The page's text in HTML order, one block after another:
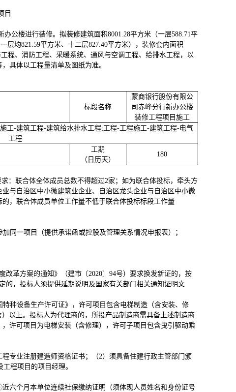
目
公楼进行装修。拟装修建筑面积8001.28平方米（一层588.71平
层均821.59平方米、十二层827.40平方米），装修套内面积
程、消防工程、采暖系统、通风与空调工程、给排水工程，以
具体以工程量清单及图纸为准。
标段名称
蒙商银行股份有限公
司赤峰分行新办公楼
装修工程项目 施工
工-建筑工程-建筑给水排水工程;工程-工程施工-建筑工程-电气
工程
工期
（日历天）
180
：联合体全体成员总数不得超过2家；如为联合体投标，牵头方
与自治区中小微建筑业企业、自治区龙头企业与自治区中小微
，联合体成员单位工作量不低于联合体投标标段工作量
同一项目（提供承诺函或控股及管理关系情况申报表）；
革方案的通知》（建市〔2020〕94号）要求换发新证的，按
的，投标人须提供延期说明及国家有关部门相关通知证明文
种设备生产许可证》，许可项目包含电梯制造（含安装、修
以上。投标人为代理商的，所投产品制造商需具备上述制造商
许可项目为电梯安装（含修理），许可子项目包含曳引驱动乘
专业注册建造师资格证书；（2）须具备住建行政主管部门颁
程项目的项目经理。
个月本单位连续社保缴纳证明（须体现人员姓名和身份证号